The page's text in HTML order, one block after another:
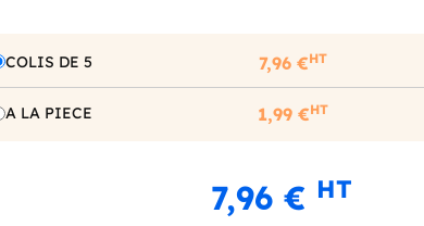
COLIS DE 5 7,96 €HT
A LA PIECE 1,99 €HT
7,96 € HT